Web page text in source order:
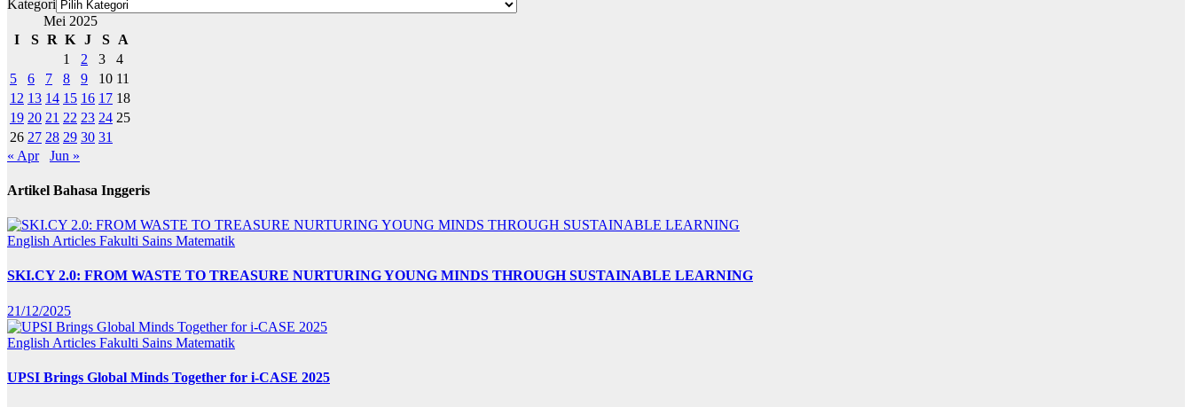
Kategori
Mei 2025
I
S R K J S
A
1
2 3
4
5
6 7 8 9 10 11
12 13 14 15 16 17 18
19 20 21 22 23 24 25
26 27 28 29 30 31
« Apr
Jun »
Artikel Bahasa Inggeris
English Articles Fakulti Sains Matematik
SKI.CY 2.0: FROM WASTE TO TREASURE NURTURING YOUNG MINDS THROUGH SUSTAINABLE LEARNING
21/12/2025
English Articles Fakulti Sains Matematik
UPSI Brings Global Minds Together for i-CASE 2025